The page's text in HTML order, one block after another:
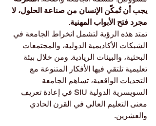
يجب أن تُمكّن الإنسان من صناعة الحلول، لا
مجرد فتح الأبواب المهنية.
تمتد هذه الرؤية لتشمل انخراط الجامعة في
الشبكات الأكاديمية الدولية، والمجتمعات
البحثية، والبيئات الريادية. ومن خلال بيئة
تعليمية تلتقي فيها الأفكار المتنوعة مع
التحديات الواقعية، تساهم الجامعة
السويسرية الدولية SIU في إعادة تعريف
معنى التعليم العالي في القرن الحادي
والعشرين.